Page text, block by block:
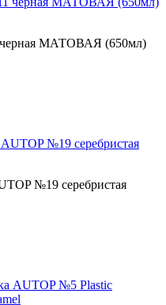
МАТОВАЯ (650мл)
№19 серебристая